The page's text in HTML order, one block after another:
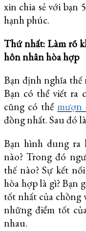
xin chia sẻ với bạn
hạnh phúc.
Thứ nhất: Làm rõ
hôn nhân hòa hợp
Bạn định nghĩa thế
Bạn có thể viết ra
cũng có thểmượn
đồng nhất. Sau đó
Bạn hình dung ra
nào? Trong đó
thế nào? Sự kết
hòa hợp là gì? Bạn
tốt nhất của chồng
những điểm tốt
nhau.